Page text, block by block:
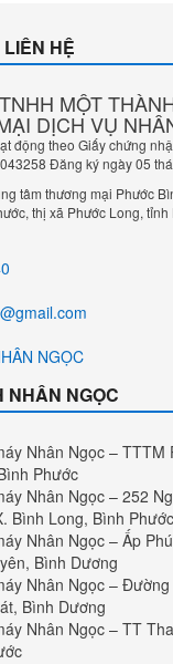
4K với bộ xử lý
Tái lập bản đồ màu 16 bit
màu sắc, độ nét, chi tiết
gần chuẩn 4K nhất.
tương phản của
Enhancer
công nghệ tương phản tự
cho khung hình trở nên
khung hình giải trí
HỆ
MỘT
DỊCH VỤ
động theo Giấy chứng
Đăng ký ngày 05
tâm thương mại Phước
thị xã Phước Long,
NGỌC
NHÂN NGỌC
Nhân Ngọc – TTTM
Phước
Nhân Ngọc – 252
Bình Long, Bình Phước
Nhân Ngọc – Ấp
Bình Dương
Nhân Ngọc –
Bình Dương
Nhân Ngọc – TT